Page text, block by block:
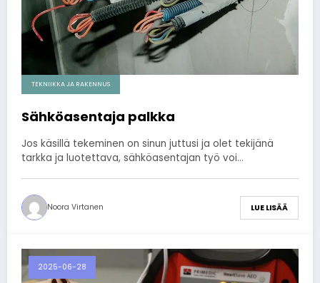
TEKNIIKKA JA RAKENNUS
Sähköasentaja palkka
Jos käsillä tekeminen on sinun juttusi ja olet tekijänä
tarkka ja luotettava, sähköasentajan työ voi…
Noora Virtanen LUE LISÄÄ
2025-06-28